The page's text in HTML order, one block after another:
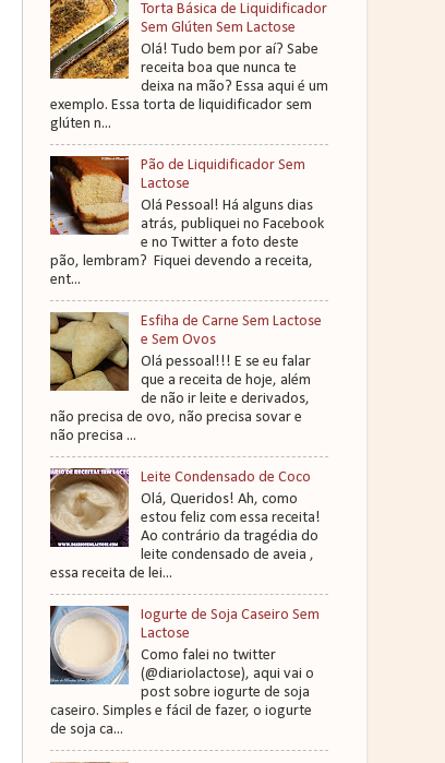
Torta Básica de Liquidificador
Sem Glúten Sem Lactose
Olá! Tudo bem por aí? Sabe
receita boa que nunca te
deixa na mão? Essa aqui é um
exemplo. Essa torta de liquidificador sem
glúten n...
Pão de Liquidificador Sem
Lactose
Olá Pessoal! Há alguns dias
atrás, publiquei no Facebook
e no Twitter a foto deste
pão, lembram? Fiquei devendo a receita,
ent...
Esfiha de Carne Sem Lactose
e Sem Ovos
Olá pessoal!!! E se eu falar
que a receita de hoje, além
de não ir leite e derivados,
não precisa de ovo, não precisa sovar e
não precisa ...
Leite Condensado de Coco
Olá, Queridos! Ah, como
estou feliz com essa receita!
Ao contrário da tragédia do
leite condensado de aveia ,
essa receita de lei...
Iogurte de Soja Caseiro Sem
Lactose
Como falei no twitter
(@diariolactose), aqui vai o
post sobre iogurte de soja
caseiro. Simples e fácil de fazer, o iogurte
de soja ca...